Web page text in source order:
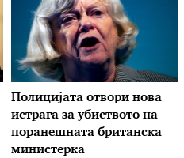
Полицијата отвори нова
истрага за убиството на
поранешната британска
министерка